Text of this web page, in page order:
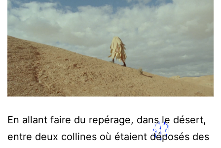
En allant faire du repérage, dans le désert,
entre deux collines où étaient déposés des